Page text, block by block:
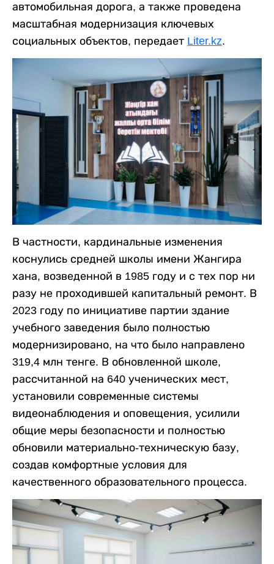
автомобильная дорога, а также проведена
масштабная модернизация ключевых
социальных объектов, передает Liter.kz.
В частности, кардинальные изменения
коснулись средней школы имени Жангира
хана, возведенной в 1985 году и с тех пор ни
разу не проходившей капитальный ремонт. В
2023 году по инициативе партии здание
учебного заведения было полностью
модернизировано, на что было направлено
319,4 млн тенге. В обновленной школе,
рассчитанной на 640 ученических мест,
установили современные системы
видеонаблюдения и оповещения, усилили
общие меры безопасности и полностью
обновили материально-техническую базу,
создав комфортные условия для
качественного образовательного процесса.